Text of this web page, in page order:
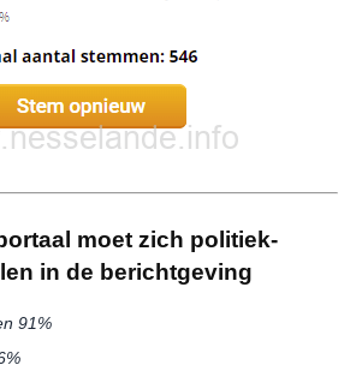
moet zich politiek-
in de berichtgeving
91%